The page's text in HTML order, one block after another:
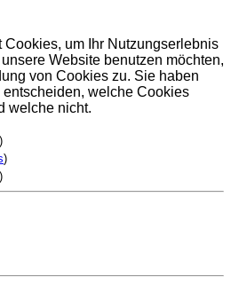
um Ihr Nutzungserlebnis
Website benutzen möchten,
von Cookies zu. Sie haben
welche Cookies
welche nicht.
)
)
)